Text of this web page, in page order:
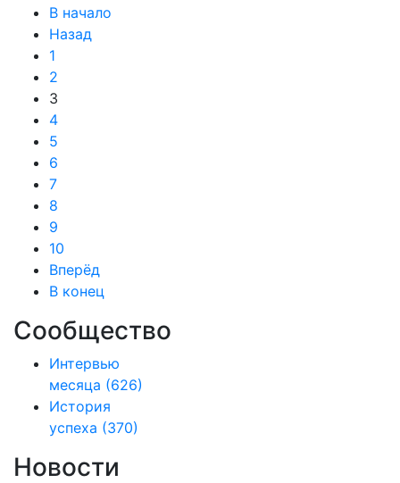
В начало
Назад
1
2
3
4
5
6
7
8
9
10
Вперёд
В конец
Сообщество
Интервью
месяца (626)
История
успеха (370)
Новости